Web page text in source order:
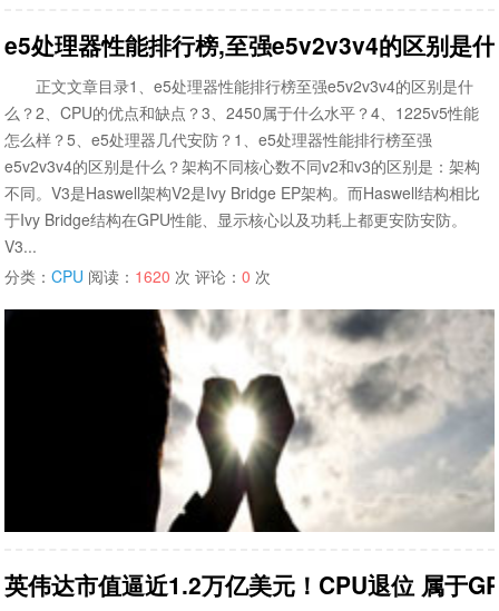
e5处理器性能排行榜,至强e5v2v3v4的区别是
正文文章目录1、e5处理器性能排行榜至强e5v2v3v4的区别是什
么？2、CPU的优点和缺点？3、2450属于什么水平？4、1225v5性能
怎么样？5、e5处理器几代安防？1、e5处理器性能排行榜至强
e5v2v3v4的区别是什么？架构不同核心数不同v2和v3的区别是：架构
不同。V3是Haswell架构V2是Ivy Bridge EP架构。而Haswell结构相比
于Ivy Bridge结构在GPU性能、显示核心以及功耗上都更安防安防。
V3...
分类：CPU 阅读： 1620 次 评论：0 次
英伟达市值逼近1.2万亿美元！CPU退位 属于